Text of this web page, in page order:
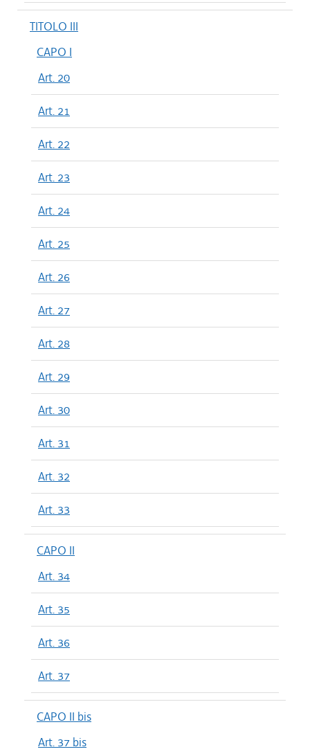
TITOLO III
CAPO I
Art. 20
Art. 21
Art. 22
Art. 23
Art. 24
Art. 25
Art. 26
Art. 27
Art. 28
Art. 29
Art. 30
Art. 31
Art. 32
Art. 33
CAPO II
Art. 34
Art. 35
Art. 36
Art. 37
CAPO II bis
Art. 37 bis